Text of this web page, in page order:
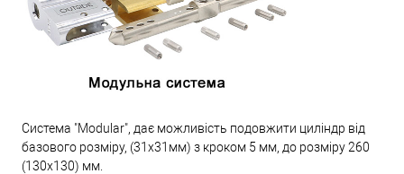
Система "Modular", дає можливість подовжити циліндр від
базового розміру, (31х31мм) з кроком 5 мм, до розміру 260
(130х130) мм.